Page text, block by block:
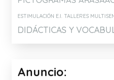
ESTIMULACIÓN E.I. TALLERES
DIDÁCTICAS Y
Anuncio: